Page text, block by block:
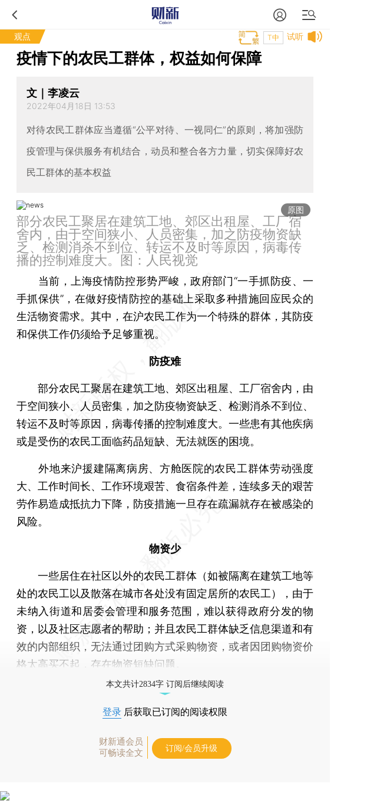
观点 试听
T中
疫情下的农民工群体，权益如何保障
文｜李凌云
2022年04月18日 13:53
对待农民工群体应当遵循“公平对待、一视同仁”的原则，将加强防
疫管理与保供服务有机结合，动员和整合各方力量，切实保障好农
民工群体的基本权益
原图
部分农民工聚居在建筑工地、郊区出租屋、工厂宿
舍内，由于空间狭小、人员密集，加之防疫物资缺
乏、检测消杀不到位、转运不及时等原因，病毒传
播的控制难度大。图：人民视觉
当前，上海疫情防控形势严峻，政府部门“一手抓防疫、一
手抓保供”，在做好疫情防控的基础上采取多种措施回应民众的
生活物资需求。其中，在沪农民工作为一个特殊的群体，其防疫
和保供工作仍须给予足够重视。
防疫难
部分农民工聚居在建筑工地、郊区出租屋、工厂宿舍内，由
于空间狭小、人员密集，加之防疫物资缺乏、检测消杀不到位、
转运不及时等原因，病毒传播的控制难度大。一些患有其他疾病
或是受伤的农民工面临药品短缺、无法就医的困境。
外地来沪援建隔离病房、方舱医院的农民工群体劳动强度
大、工作时间长、工作环境艰苦、食宿条件差，连续多天的艰苦
劳作易造成抵抗力下降，防疫措施一旦存在疏漏就存在被感染的
风险。
物资少
一些居住在社区以外的农民工群体（如被隔离在建筑工地等
处的农民工以及散落在城市各处没有固定居所的农民工），由于
未纳入街道和居委会管理和服务范围，难以获得政府分发的物
资，以及社区志愿者的帮助；并且农民工群体缺乏信息渠道和有
效的内部组织，无法通过团购方式采购物资，或者因团购物资价
格太高买不起，存在物资短缺问题。
本文共计2834字 订阅后继续阅读
登录 后获取已订阅的阅读权限
财新通会员
可畅读全文
订阅/会员升级